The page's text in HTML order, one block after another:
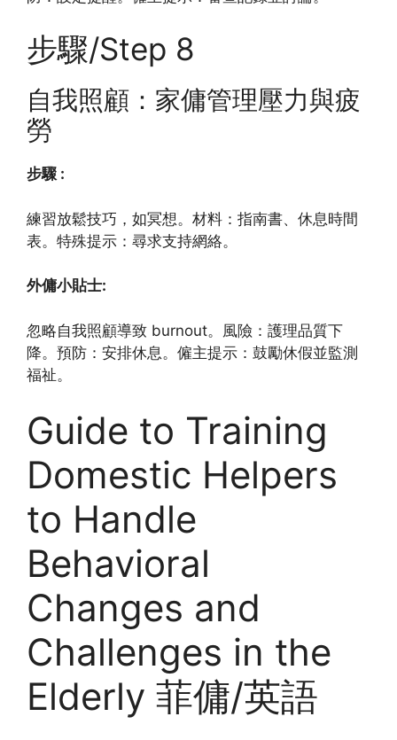
步驟/Step 8
自我照顧：家傭管理壓力與疲
勞
步驟 :
練習放鬆技巧，如冥想。材料：指南書、休息時間
表。特殊提示：尋求支持網絡。
外傭小貼士:
忽略自我照顧導致 burnout。風險：護理品質下
降。預防：安排休息。僱主提示：鼓勵休假並監測
福祉。
Guide to Training
Domestic Helpers
to Handle
Behavioral
Changes and
Challenges in the
Elderly 菲傭/英語